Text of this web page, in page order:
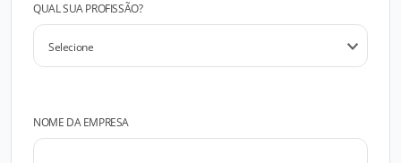
QUAL SUA PROFISSÃO?
NOME DA EMPRESA